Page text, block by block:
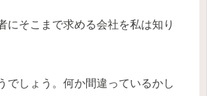
にそこまで求める会社を私は知り
でしょう。何か間違っているかし